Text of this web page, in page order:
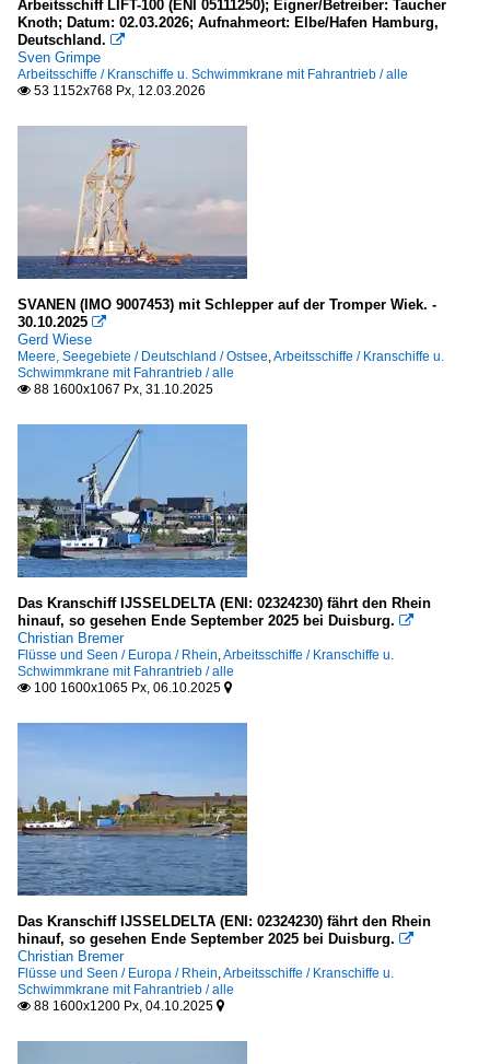
Seeschiffe
Containerschiffe
Stückgut- und Mehrzweckfrachter / general cargo
L
Tankschiffe
Segelschiffe
2-Master
.Name unbekannt
Sonstiges
Galerien
Schiffsdetails
Stimmungsbilder
Werften und Docks
Deutschland
Arbeitsboote und -schiffe
A - K
Kabel- und Rohrleger
- Name Unbekannt
Küstenwachen / coast guards
Deutschland
Arbeitsschiff LIFT-100 (ENI 05111250); Eigner/Betreiber: Taucher
Knoth; Datum: 02.03.2026; Aufnahmeort: Elbe/Hafen Hamburg,
Deutschland. 
Sven Grimpe
Arbeitsschiffe / Kranschiffe u. Schwimmkrane mit Fahrantrieb / alle
 53 1152x768 Px, 12.03.2026
SVANEN (IMO 9007453) mit Schlepper auf der Tromper Wiek. -
30.10.2025 
Gerd Wiese
Meere, Seegebiete / Deutschland / Ostsee,Arbeitsschiffe / Kranschiffe u.
Schwimmkrane mit Fahrantrieb / alle
 88 1600x1067 Px, 31.10.2025
Das Kranschiff IJSSELDELTA (ENI: 02324230) fährt den Rhein
hinauf, so gesehen Ende September 2025 bei Duisburg. 
Christian Bremer
Flüsse und Seen / Europa / Rhein,Arbeitsschiffe / Kranschiffe u.
Schwimmkrane mit Fahrantrieb / alle
 100 1600x1065 Px, 06.10.2025 
Das Kranschiff IJSSELDELTA (ENI: 02324230) fährt den Rhein
hinauf, so gesehen Ende September 2025 bei Duisburg. 
Christian Bremer
Flüsse und Seen / Europa / Rhein,Arbeitsschiffe / Kranschiffe u.
Schwimmkrane mit Fahrantrieb / alle
 88 1600x1200 Px, 04.10.2025 